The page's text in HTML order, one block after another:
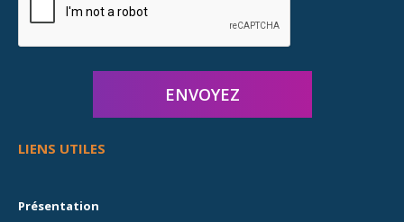
LIENS UTILES
Présentation